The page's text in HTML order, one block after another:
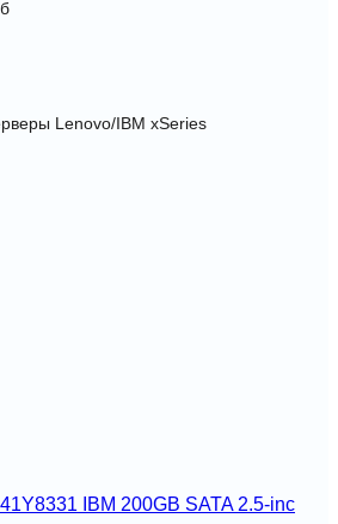
Lenovo/IBM xSeries
IBM 200GB SATA 2.5-inc